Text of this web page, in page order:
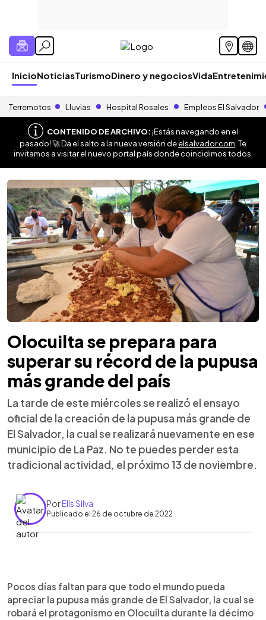
InicioNoticiasTurismoDinero y negociosVida
Terremotos Lluvias Hospital Rosales Empleos El Salvador
CONTENIDO DE ARCHIVO:¡Estás navegando en el
pasado! 🚀 Da el salto a la nueva versión deelsalvador.com . Te
invitamos a visitar el nuevo portal país donde coincidimos todos.
Olocuilta se prepara para
superar su récord de la pupusa
más grande del país
La tarde de este miércoles se realizó el ensayo
oficial de la creación de la pupusa más grande de
El Salvador, la cual se realizará nuevamente en ese
municipio de La Paz. No te puedes perder esta
tradicional actividad, el próximo 13 de noviembre.
PorElis Silva
Publicado el 26 de octubre de 2022
► Escuchar artículo
Pocos días faltan para que todo el mundo pueda
apreciar la pupusa más grande de El Salvador, la cual se
robará el protagonismo en Olocuilta durante la décimo